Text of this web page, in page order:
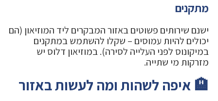
מתקנים
ישנם שירותים פשוטים באזור המבקרים ליד המוזיאון (הם
יכולים להיות עמוסים – שקלו להשתמש במתקנים
במיקונוס לפני העלייה לסירה). במוזיאון דלוס יש
מזרקות מי שתייה.
🏨 איפה לשהות ומה לעשות באזור